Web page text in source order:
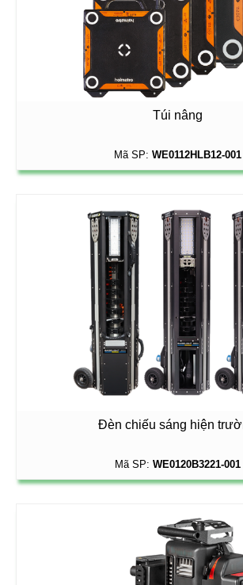
Túi nâng
Mã SP: WE0112HLB12-001
Đèn chiếu sáng hiện
Mã SP: WE0120B3221-001